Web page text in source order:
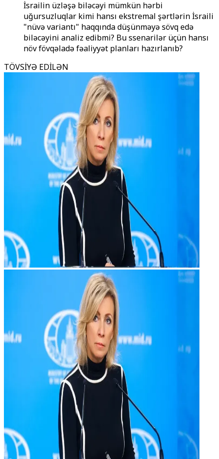
İsrailin üzləşə biləcəyi mümkün hərbi
uğursuzluqlar kimi hansı ekstremal şərtlərin İsraili
"nüvə variantı" haqqında düşünməyə sövq edə
biləcəyini analiz edibmi? Bu ssenarilər üçün hansı
növ fövqəladə fəaliyyət planları hazırlanıb?
TÖVSİYƏ EDİLƏN